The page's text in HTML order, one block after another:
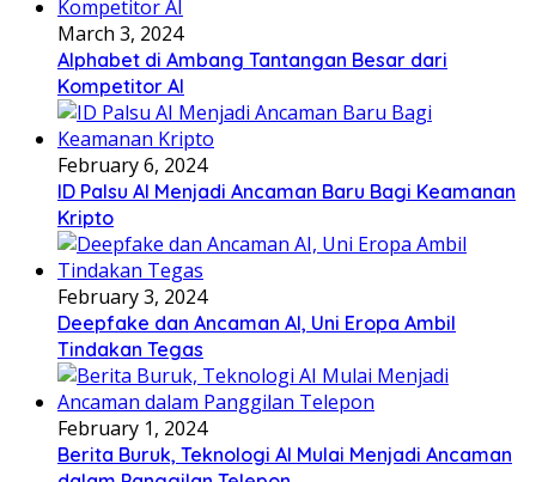
March 3, 2024
Alphabet di Ambang Tantangan Besar dari
Kompetitor AI
February 6, 2024
ID Palsu AI Menjadi Ancaman Baru Bagi Keamanan
Kripto
February 3, 2024
Deepfake dan Ancaman AI, Uni Eropa Ambil
Tindakan Tegas
February 1, 2024
Berita Buruk, Teknologi AI Mulai Menjadi Ancaman